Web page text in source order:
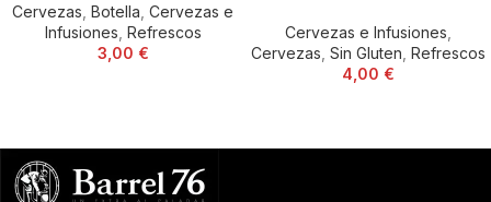
Cervezas Botella Cervezas e
Infusiones Refrescos
3,00 €
Cervezas e Infusiones
Cervezas Sin Gluten Refrescos
4,00 €